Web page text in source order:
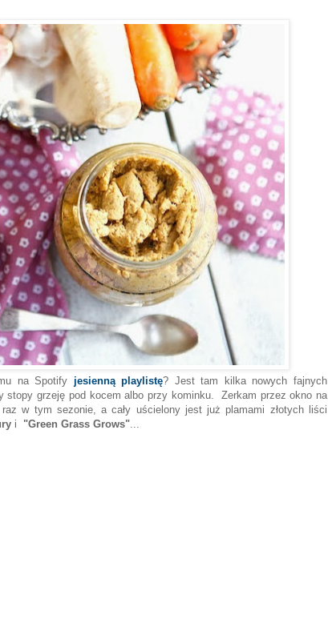
na Spotify jesienną playlistę? Jest tam kilka nowych fajnych
stopy grzeję pod kocem albo przy kominku. Zerkam przez okno na
w tym sezonie, a cały uścielony jest już plamami złotych liści
i "Green Grass Grows"...